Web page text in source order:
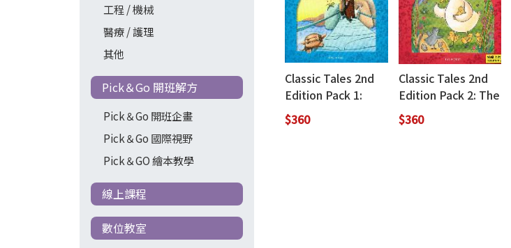
工程 / 機械
醫療 / 護理
其他
Pick＆Go 開班解方
Pick＆Go 開班企畫
Pick＆Go 國際視野
Pick＆GO 繪本教學
線上課程
數位教室
Classic Tales 2nd
Edition Pack 1:
Three Billy-Goats
(with Audio
$360
Classic Tales 2nd
Edition Pack 2: The
Ugly Duckling (with
Audio Download
$360